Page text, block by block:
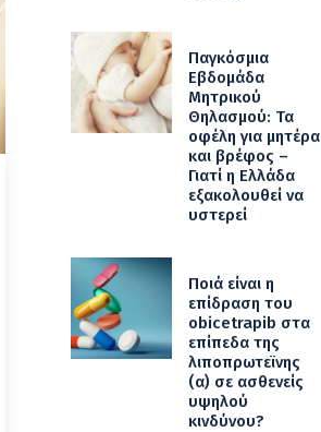
Παγκόσμια
Εβδομάδα
Μητρικού
Θηλασμού: Τα
οφέλη για μητέρα
και βρέφος –
Γιατί η Ελλάδα
εξακολουθεί να
υστερεί
Ποιά είναι η
επίδραση του
obicetrapib στα
επίπεδα της
λιποπρωτεϊνης
(α) σε ασθενείς
υψηλού
κινδύνου?